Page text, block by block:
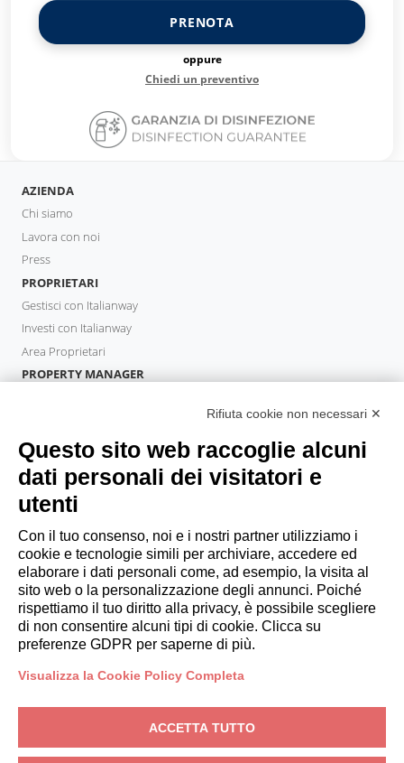
PRENOTA
oppure
Chiedi un preventivo
AZIENDA
Chi siamo
Lavora con noi
Press
PROPRIETARI
Gestisci con Italianway
Investi con Italianway
Area Proprietari
PROPERTY MANAGER
OSPITI
Prenota un soggiorno
Soggiorni lunghi
Esperienze per gli ospiti
Sconti per gli ospiti
Convenzioni per Aziende
booking@italianway.house
+390286882952
P.IVA: 08839180968 - PMI Innovativa
Rifiuta cookie non necessari ✕
Questo sito web raccoglie alcuni
dati personali dei visitatori e
utenti
Con il tuo consenso, noi e i nostri partner utilizziamo i
cookie e tecnologie simili per archiviare, accedere ed
elaborare i dati personali come, ad esempio, la visita al
sito web o la personalizzazione degli annunci. Poiché
rispettiamo il tuo diritto alla privacy, è possibile scegliere
di non consentire alcuni tipi di cookie. Clicca su
preferenze GDPR per saperne di più.
Visualizza la Cookie Policy Completa
ACCETTA TUTTO